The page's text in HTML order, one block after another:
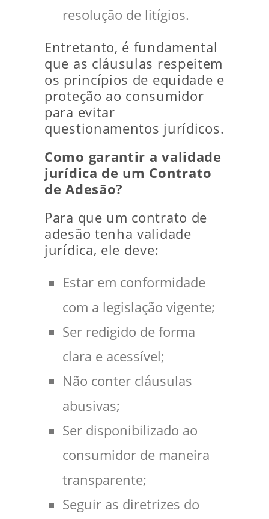
resolução de litígios.
Entretanto, é fundamental
que as cláusulas respeitem
os princípios de equidade e
proteção ao consumidor
para evitar
questionamentos jurídicos.
Como garantir a validade
jurídica de um Contrato
de Adesão?
Para que um contrato de
adesão tenha validade
jurídica, ele deve:
Estar em conformidade
com a legislação vigente;
Ser redigido de forma
clara e acessível;
Não conter cláusulas
abusivas;
Ser disponibilizado ao
consumidor de maneira
transparente;
Seguir as diretrizes do